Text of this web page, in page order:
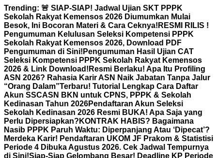
Skip
to
content
Trending: 🚨 SIAP-SIAP! Jadwal Ujian SKT PPPK
Sekolah Rakyat Kemensos 2026 Diumumkan Mulai
Besok, Ini Bocoran Materi & Cara Ceknya! RESMI RILIS !
Pengumuman Kelulusan Seleksi Kompetensi PPPK
Sekolah Rakyat Kemensos 2026, Download PDF
Pengumuman di Sini! Pengumuman Hasil Ujian CAT
Seleksi Kompetensi PPPK Sekolah Rakyat Kemensos
2026 & Link Download! Resmi Berlaku! Apa Itu Profiling
ASN 2026? Rahasia Karir ASN Naik Jabatan Tanpa Jalur
“Orang Dalam”Terbaru! Tutorial Lengkap Cara Daftar
Akun SSCASN BKN untuk CPNS, PPPK & Sekolah
Kedinasan Tahun 2026Pendaftaran Akun Seleksi
Sekolah Kedinasan 2026 Resmi BUKA! Apa Saja yang
Perlu Dipersiapkan? KONTRAK HABIS? Bagaimana
Nasib PPPK Paruh Waktu: Diperpanjang Atau ‘Dipecat’?
Merdeka Karir! Pendaftaran UKOM JF Prakom & Statistisi
Periode 4 Dibuka Agustus 2026. Cek Jadwal Tempurnya
di Sini!Siap-Siap Gelombang Besar! Deadline KP Periode